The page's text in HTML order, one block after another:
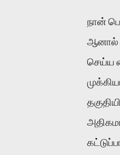
நான்
ஆனால்
செய்ய